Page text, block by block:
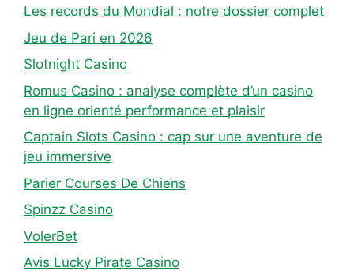
Les records du Mondial : notre dossier complet
Jeu de Pari en 2026
Slotnight Casino
Romus Casino : analyse complète d’un casino
en ligne orienté performance et plaisir
Captain Slots Casino : cap sur une aventure de
jeu immersive
Parier Courses De Chiens
Spinzz Casino
VolerBet
Avis Lucky Pirate Casino